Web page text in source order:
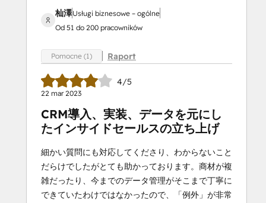
杣澤Usługi biznesowe – ogólne
Od 51 do 200 pracowników
Pomocne (1) Raport
4/5
22 mar 2023
CRM導入、実装、データを元にし
たインサイドセールスの立ち上げ
細かい質問にも対応してくださり、わからないこと
だらけでしたがとても助かっております。商材が複
雑だったり、今までのデータ管理がそこまで丁寧に
できていたわけではなかったので、「例外」が非常